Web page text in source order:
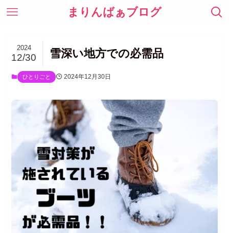
まりんばぁブログ
雪深い地方での必需品
2024
12/30
ひとりごと 2024年12月30日